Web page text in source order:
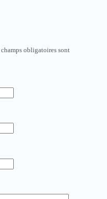
champs obligatoires sont